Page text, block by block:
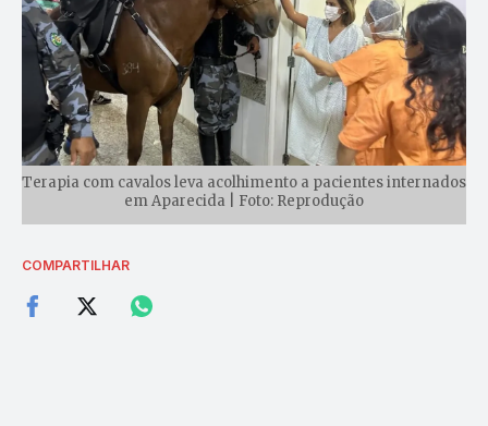
Terapia com cavalos leva acolhimento a pacientes internados
em Aparecida | Foto: Reprodução
COMPARTILHAR